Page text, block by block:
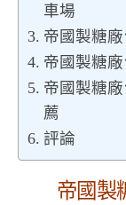
車場
帝國製糖
帝國製糖
帝國製糖
薦
評論
帝國製